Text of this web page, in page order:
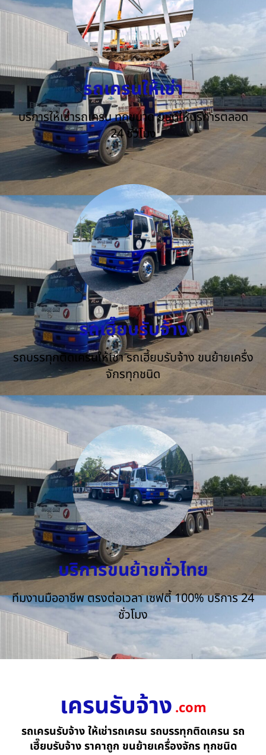
รถเครนให้เช่า
บริการให้เช่ารถเครน ทุกขนาด ยินดีให้บริการตลอด
24 ชั่วโมง
รถเฮี๊ยบรับจ้าง
รถบรรทุกติดเครนให้เช่า รถเฮี้ยบรับจ้าง ขนย้ายเครื่ง
จักรทุกชนิด
บริการขนย้ายทั่วไทย
ทีมงานมืออาชีพ ตรงต่อเวลา เซฟตี้ 100% บริการ 24
ชั่วโมง
เครนรับจ้าง .com
รถเครนรับจ้าง ให้เช่ารถเครน รถบรรทุกติดเครน รถ
เฮี๊ยบรับจ้าง ราคาถูก ขนย้ายเครื่องจักร ทุกชนิด